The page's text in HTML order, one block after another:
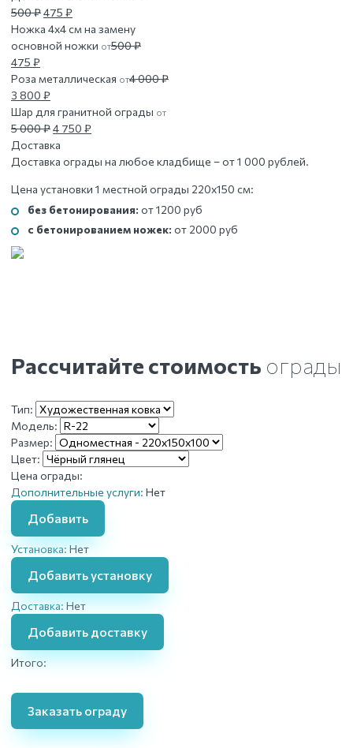
составляла
500 ₽.
475 ₽.
500₽Первоначальная
цена
составляла
475 ₽Текущая
цена:
475 ₽.
Ножка 4х4 см на замену
основной ножки от500₽
Первоначальная
цена
составляла
500 ₽.
475 ₽Текущая
цена:
475 ₽.
Роза металлическая от4 000₽
Первоначальная
цена
составляла
4
000 ₽.
3 800 ₽Текущая
цена:
3
800 ₽.
Шар для гранитной ограды от
5 000₽Первоначальная
цена
составляла
000 ₽.
4 750 ₽Текущая
4
Доставка
Доставка ограды на любое кладбище – от 1 000 рублей.
Цена установки 1 местной ограды 220х150 см:
без бетонирования: от 1200 руб
с бетонированием ножек: от 2000 руб
Рассчитайте стоимость ограды
Тип:
Модель:
Размер:
Цвет:
Цена ограды:
Дополнительные услуги: Нет
Добавить
Установка: Нет
Добавить установку
Доставка: Нет
Добавить доставку
Итого:
Заказать ограду